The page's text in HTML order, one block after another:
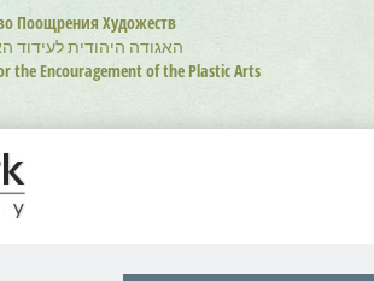
Поощрения Художеств
האגודה היהודית לעידוד
the Encouragement of the Plastic Arts